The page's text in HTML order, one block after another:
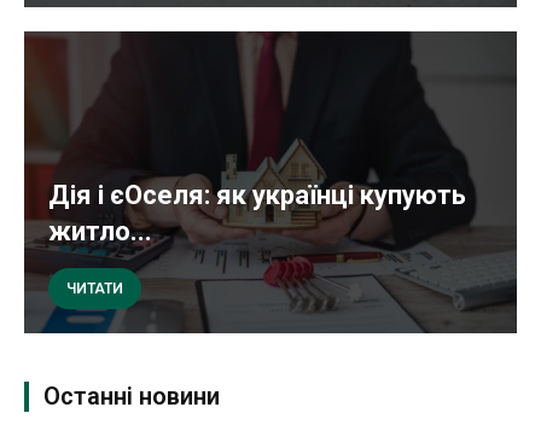
Дія і єОселя: як українці купують
житло...
ЧИТАТИ
Останні новини